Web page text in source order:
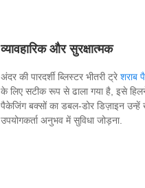
व्यावहारिक और सुरक्षात्मक
अंदर की पारदर्शी ब्लिस्टर भीतरी ट्रेशराब
के लिए सटीक रूप से ढाला गया है, इसे
पैकेजिंग बक्सों का डबल-डोर डिज़ाइन
उपयोगकर्ता अनुभव में सुविधा जोड़ना.